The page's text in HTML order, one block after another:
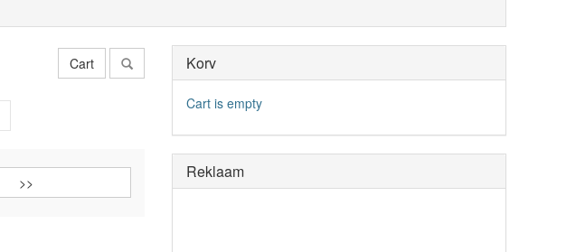
Cart Korv
Cart is empty
Reklaam